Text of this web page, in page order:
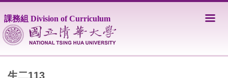
到
主
要
區
課務組 Division of Curriculum
生二113